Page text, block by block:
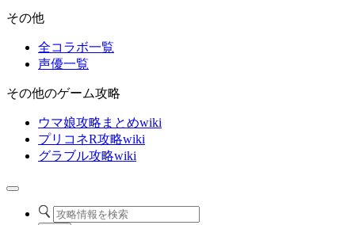
その他
全コラボ一覧
声優一覧
その他のゲーム攻略
ウマ娘攻略まとめwiki
プリコネR攻略wiki
グラブル攻略wiki